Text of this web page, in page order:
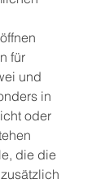
für
und
in
oder
die die